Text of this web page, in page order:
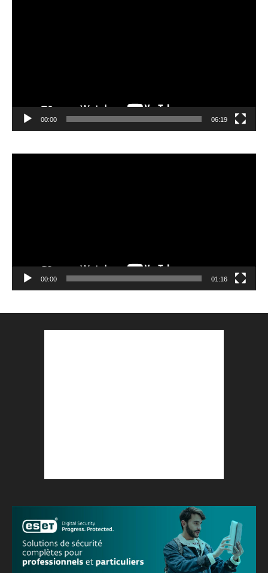
00:00 06:19
00:00 01:16